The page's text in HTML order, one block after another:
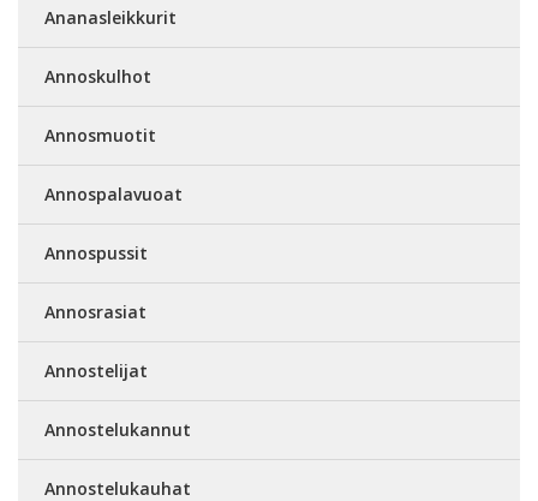
Ananasleikkurit
Annoskulhot
Annosmuotit
Annospalavuoat
Annospussit
Annosrasiat
Annostelijat
Annostelukannut
Annostelukauhat